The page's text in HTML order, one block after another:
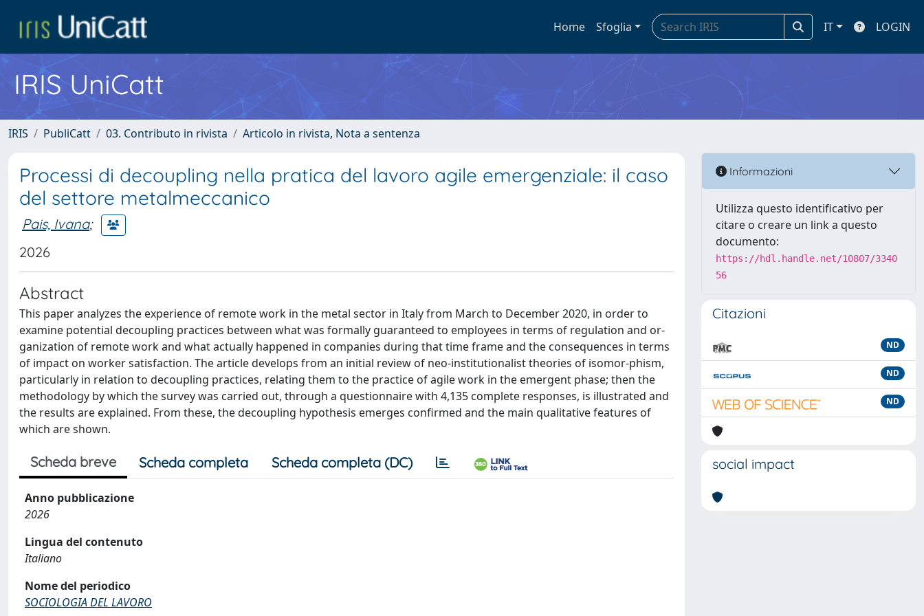
Home Sfoglia IT LOGIN
IRIS UniCatt
IRIS PubliCatt 03. Contributo in rivista Articolo in rivista, Nota a sentenza
Processi di decoupling nella pratica del lavoro agile emergenziale: il caso
del settore metalmeccanico
Pais, Ivana;
2026
Abstract
This paper analyzes the experience of remote work in the metal sector in Italy from March to December 2020, in order to
examine potential decoupling practices between what was formally guaranteed to employees in terms of regulation and or-
ganization of remote work and what actually happened in companies during that time frame and the consequences in terms
of impact on worker satisfaction. The article develops from an initial review of neo-institutionalist theories of isomor-phism,
particularly in relation to decoupling practices, relating them to the practice of agile work in the emergent phase; then the
methodology by which the survey was carried out, through a questionnaire with 4,135 complete responses, is illustrated and
the results are explained. From these, the decoupling hypothesis emerges confirmed and the main qualitative features of
which are shown.
Scheda breve Scheda completa Scheda completa (DC)
Anno pubblicazione
2026
Lingua del contenuto
Italiano
Nome del periodico
SOCIOLOGIA DEL LAVORO
Informazioni
Utilizza questo identificativo per
citare o creare un link a questo
documento:
https://hdl.handle.net/10807/3340
56
Citazioni
ND
ND
ND
social impact